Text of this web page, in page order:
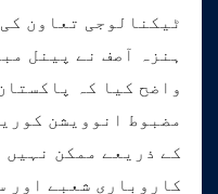
ٹیکنالوجی تعاون
ہنزہ آصف نے پینل
واضح کیا کہ
مضبوط انوویشن
کے ذریعے ممکن نہیں
کاروباری شعبے اور